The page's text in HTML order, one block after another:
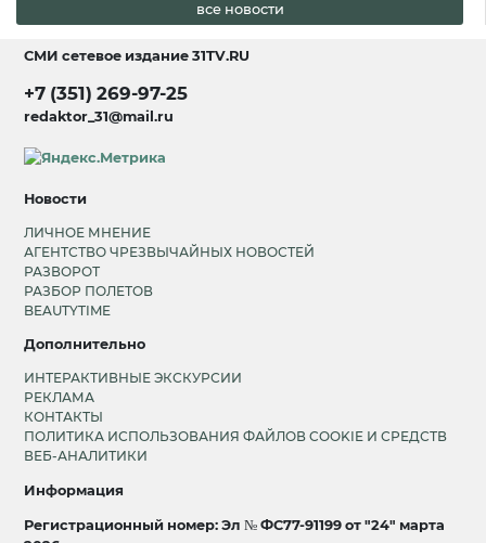
все новости
СМИ сетевое издание31TV.RU
+7 (351) 269-97-25
redaktor_31@mail.ru
Новости
ЛИЧНОЕ МНЕНИЕ
АГЕНТСТВО ЧРЕЗВЫЧАЙНЫХ НОВОСТЕЙ
РАЗВОРОТ
РАЗБОР ПОЛЕТОВ
BEAUTYTIME
Дополнительно
ИНТЕРАКТИВНЫЕ ЭКСКУРСИИ
РЕКЛАМА
КОНТАКТЫ
ПОЛИТИКА ИСПОЛЬЗОВАНИЯ ФАЙЛОВ COOKIE И СРЕДСТВ
ВЕБ-АНАЛИТИКИ
Информация
Регистрационный номер: Эл № ФС77-91199 от "24" марта